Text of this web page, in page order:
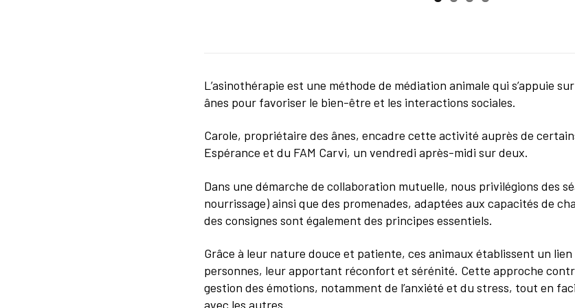
L’asinothérapie est une méthode de médiation animale qui s’appuie
ânes pour favoriser le bien-être et les interactions sociales.
Carole, propriétaire des ânes, encadre cette activité auprès de
Espérance et du FAM Carvi, un vendredi après-midi sur deux.
Dans une démarche de collaboration mutuelle, nous privilégions des
nourrissage) ainsi que des promenades, adaptées aux capacités de
des consignes sont également des principes essentiels.
Grâce à leur nature douce et patiente, ces animaux établissent un lien
personnes, leur apportant réconfort et sérénité. Cette approche
gestion des émotions, notamment de l’anxiété et du stress, tout en
avec les autres.